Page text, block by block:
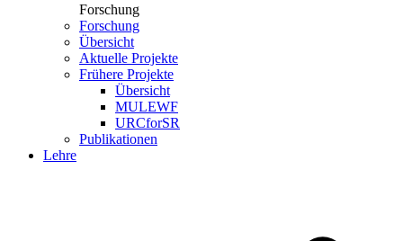
Forschung
Forschung
Übersicht
Aktuelle Projekte
Frühere Projekte
Übersicht
MULEWF
URCforSR
Publikationen
Lehre